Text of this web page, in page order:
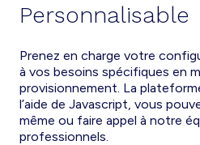
Personnalisable
Prenez en charge votre
à vos besoins spécifiques en
provisionnement. La
l’aide de Javascript, vous
même ou faire appel à notre
professionnels.